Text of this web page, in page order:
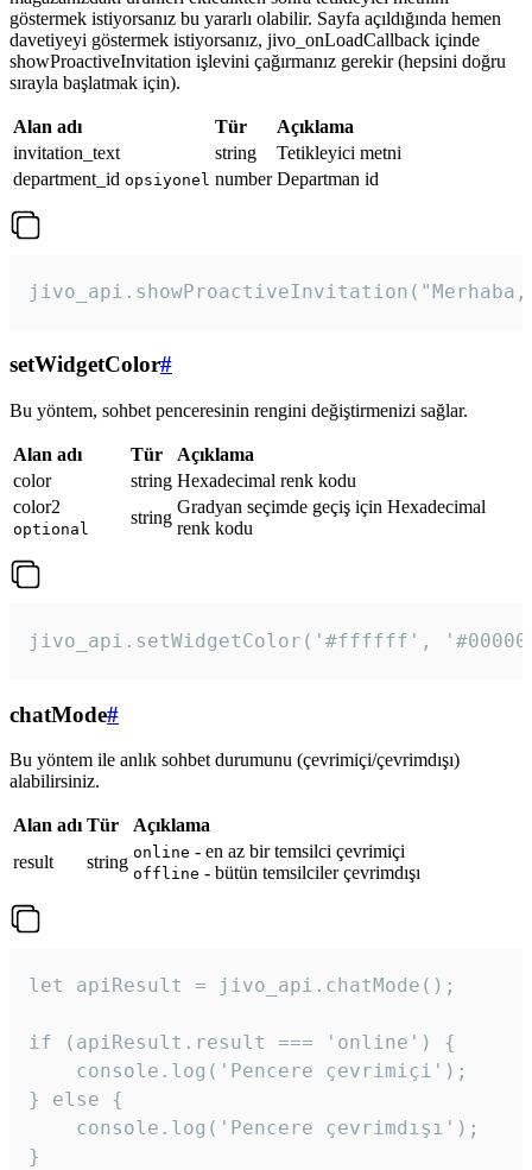
göstermek istiyorsanız bu yararlı olabilir. Sayfa açıldığında hemen
davetiyeyi göstermek istiyorsanız, jivo_onLoadCallback içinde
showProactiveInvitation işlevini çağırmanız gerekir (hepsini doğru
sırayla başlatmak için).
Alan adı Tür
Açıklama
invitation_text
string
Tetikleyici metni
department_id opsiyonel number Departman id
setWidgetColor#
Bu yöntem, sohbet penceresinin rengini değiştirmenizi sağlar.
Alan adı Tür
Açıklama
color
string Hexadecimal renk kodu
color2
optional
string
Gradyan seçimde geçiş için Hexadecimal
renk kodu
jivo_api.setWidgetColor('#ffffff',
chatMode#
Bu yöntem ile anlık sohbet durumunu (çevrimiçi/çevrimdışı)
alabilirsiniz.
Alan adı Tür
Açıklama
result
string online - en az bir temsilci çevrimiçi
offline - bütün temsilciler çevrimdışı
let apiResult = jivo_api.chatMode();
if (apiResult.result === 'online') {
    console.log('Pencere çevrimiçi');
} else {
    console.log('Pencere çevrimdışı');
}